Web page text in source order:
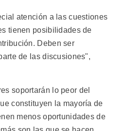
atención a las cuestiones
tienen posibilidades de
Deben ser
de las discusiones",
soportarán lo peor del
constituyen la mayoría de
menos oportunidades de